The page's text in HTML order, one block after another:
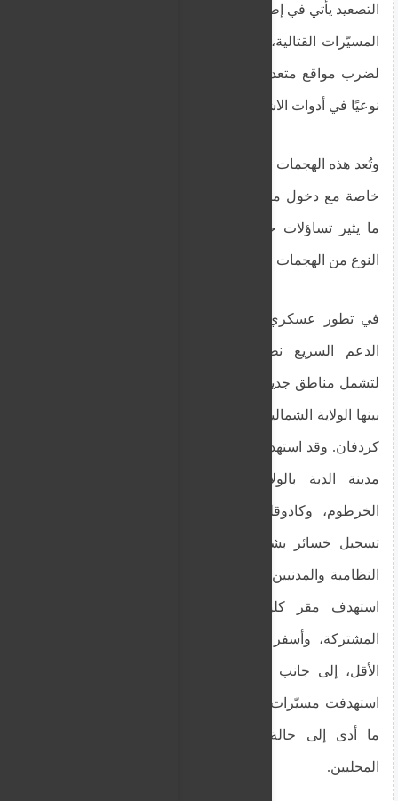
التصعيد يأتي في إطار توسع تكتيكي واضح في استخدام
المسيّرات القتالية، حيث باتت تُستخدم بشكل متزامن
لضرب مواقع متعددة في وقت واحد، ما يعكس تحولًا
نوعيًا في أدوات الاشتباك العسكري.
وتُعد هذه الهجمات الجوية تطورًا لافتًا في مسار النزاع،
خاصة مع دخول مناطق جديدة ضمن نطاق العمليات،
ما يثير تساؤلات حول قدرة الجيش على احتواء هذا
النوع من الهجمات المتقدمة.
في تطور عسكري لافت يوم الثلاثاء، وسّعت قوات
الدعم السريع نطاق استخدام المسيّرات القتالية
لتشمل مناطق جديدة داخل نطاق سيطرة الجيش، من
بينها الولاية الشمالية وولاية الخرطوم إلى جانب جنوب
كردفان. وقد استهدفت المسيّرات مواقع عسكرية في
مدينة الدبة بالولاية الشمالية، وعد بابكر شرق
الخرطوم، وكادوقلي بجنوب كردفان، ما أدى إلى
تسجيل خسائر بشرية وإصابات في صفوف القوات
النظامية والمدنيين. الهجوم الذي وقع في مدينة الدبة
استهدف مقر كلية الهندسة، حيث تتمركز القوة
المشتركة، وأسفر عن فقدان خمسة أشخاص على
الأقل، إلى جانب إصابات متعددة بين المدنيين. كما
استهدفت مسيّرات أخرى مواقع داخل المدينة نفسها،
ما أدى إلى حالة من التوتر والقلق بين السكان
المحليين.